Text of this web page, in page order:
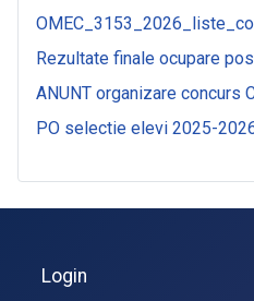
Rezultate finale ocupare
ANUNT organizare concurs
PO selectie elevi 2025-
Login